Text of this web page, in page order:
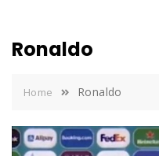
Ronaldo
Home Ronaldo